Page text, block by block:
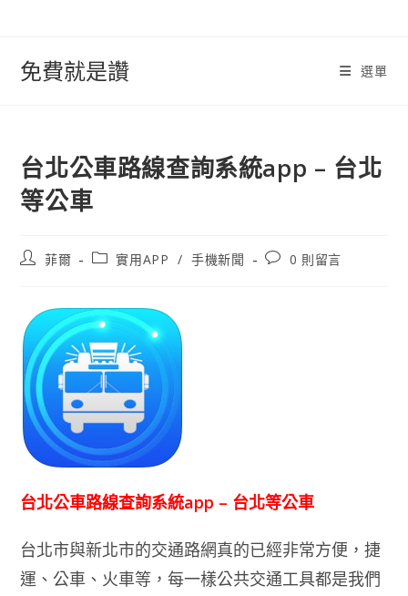
免費就是讚 選單
台北公車路線查詢系統app – 台北
等公車
文
菲爾
文
別:
實用APP / 手機新聞
文
0 則留言
台北公車路線查詢系統app – 台北等公車
台北市與新北市的交通路網真的已經非常方便，捷
運、公車、火車等，每一樣公共交通工具都是我們